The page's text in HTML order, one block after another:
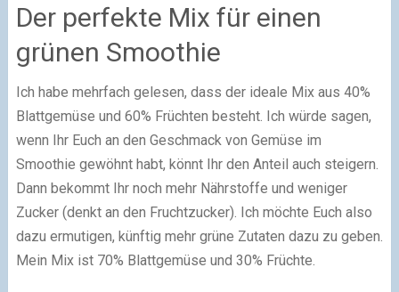
Der perfekte Mix für einen
grünen Smoothie
Ich habe mehrfach gelesen, dass der ideale Mix aus 40%
Blattgemüse und 60% Früchten besteht. Ich würde sagen,
wenn Ihr Euch an den Geschmack von Gemüse im
Smoothie gewöhnt habt, könnt Ihr den Anteil auch steigern.
Dann bekommt Ihr noch mehr Nährstoffe und weniger
Zucker (denkt an den Fruchtzucker). Ich möchte Euch also
dazu ermutigen, künftig mehr grüne Zutaten dazu zu geben.
Mein Mix ist 70% Blattgemüse und 30% Früchte.